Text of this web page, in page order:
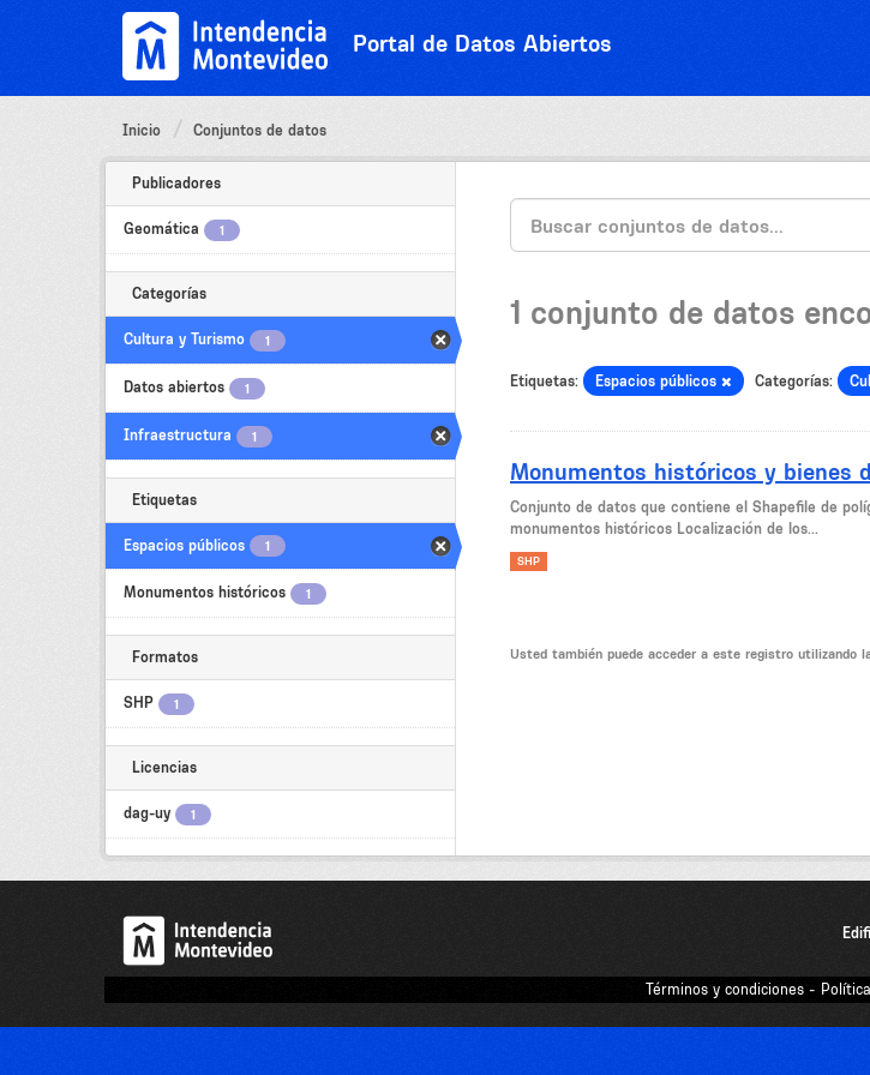
Portal de Datos Abiertos
Inicio Conjuntos de datos
Publicadores
Geomática 1
Categorías
Cultura y Turismo 1
Datos abiertos 1
Infraestructura 1
Etiquetas
Espacios públicos 1
Monumentos históricos 1
Formatos
SHP 1
Licencias
dag-uy 1
1 conjunto de datos
Etiquetas: Espacios públicos Categorías:
Monumentos históricos y bienes
Conjunto de datos que contiene el Shapefile de
monumentos históricos Localización de los...
SHP
Usted también puede acceder a este registro utilizando
Términos y condiciones -